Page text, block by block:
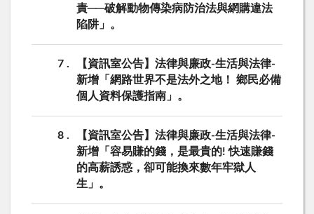
責──破解動物傳染病防治法與網購違法
陷阱」。
7
【資訊室公告】法律與廉政-生活與法律-
新增「網路世界不是法外之地！ 鄉民必備
個人資料保護指南」。
8
【資訊室公告】法律與廉政-生活與法律-
新增「容易賺的錢，是最貴的! 快速賺錢
的高薪誘惑，卻可能換來數年牢獄人
生」。